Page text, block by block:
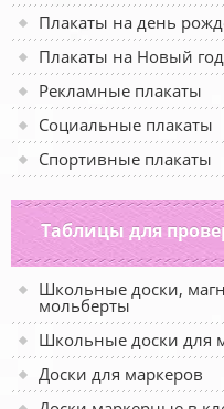
Плакаты на день
Плакаты на Новый год
Рекламные плакаты
Социальные плакаты
Спортивные плакаты
Таблицы для
Школьные доски,
мольберты
Школьные доски для
Доски для маркеров